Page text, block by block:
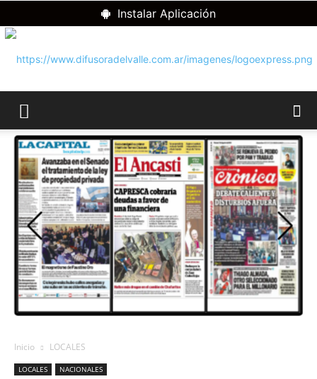
Instalar Aplicación
DIFUSORA
DEL
VALLE
Inicio LOCALES
LOCALES NACIONALES